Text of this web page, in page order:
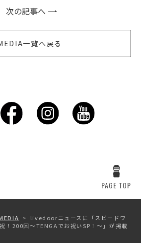
次の記事へ
一覧へ戻る
PAGE TOP
livedoorニュースに「スピードワ
！200回～TENGAでお祝いSP！～」が掲載